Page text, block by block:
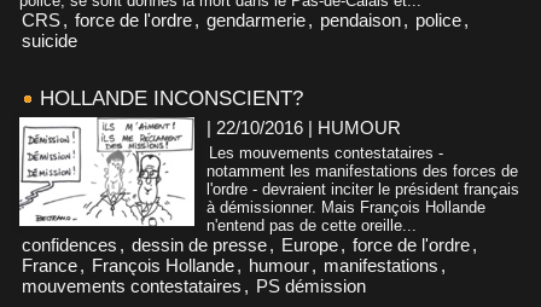
CRS, force de l'ordre, gendarmerie, pendaison, police,
suicide
HOLLANDE INCONSCIENT?
| 22/10/2016 | HUMOUR
Les mouvements contestataires -
notamment les manifestations des forces de
l'ordre - devraient inciter le président français
à démissionner. Mais François Hollande
n'entend pas de cette oreille...
confidences , dessin de presse, Europe, force de l'ordre,
France, François Hollande, humour, manifestations ,
mouvements contestataires , PS démission